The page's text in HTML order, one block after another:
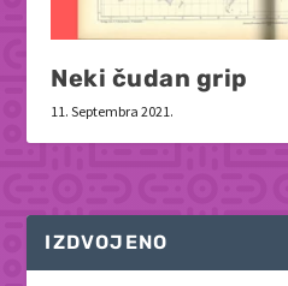
Neki čudan grip
11. Septembra 2021.
IZDVOJENO